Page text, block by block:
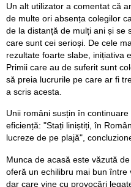
Un alt utilizator a comentat că
de multe ori absența colegilor
de la distanță de mulți ani și se
care sunt cei serioși. De cele
rezultate foarte slabe, inițiativa
Primii care au de suferit sunt
să preia lucrurile pe care ar fi
a scris acesta.
Unii români susțin în
eficiență: "Stați liniștiți, în
lucreze de pe plajă",
Munca de acasă este văzută
oferă un echilibru mai bun între
dar care vine cu provocări